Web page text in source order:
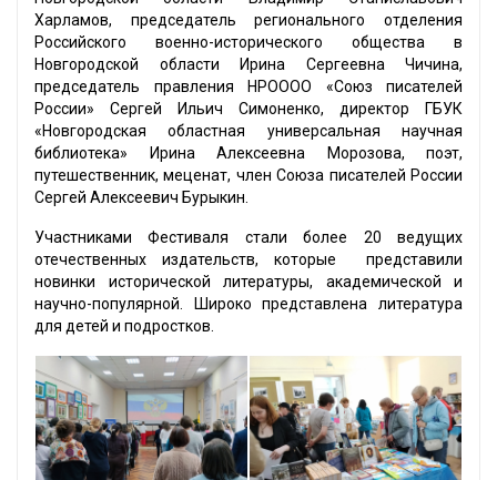
Харламов, председатель регионального отделения
Российского военно-исторического общества в
Новгородской области Ирина Сергеевна Чичина,
председатель правления НРОООО «Союз писателей
России» Сергей Ильич Симоненко, директор ГБУК
«Новгородская областная универсальная научная
библиотека» Ирина Алексеевна Морозова, поэт,
путешественник, меценат, член Союза писателей России
Сергей Алексеевич Бурыкин.
Участниками Фестиваля стали более 20 ведущих
отечественных издательств, которые представили
новинки исторической литературы, академической и
научно-популярной. Широко представлена литература
для детей и подростков.